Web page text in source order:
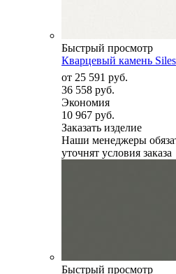
Быстрый просмотр
Кварцевый камень
от 25 591 руб.
36 558 руб.
Экономия
10 967 руб.
Заказать изделие
Наши менеджеры
уточнят условия заказа
Быстрый просмотр